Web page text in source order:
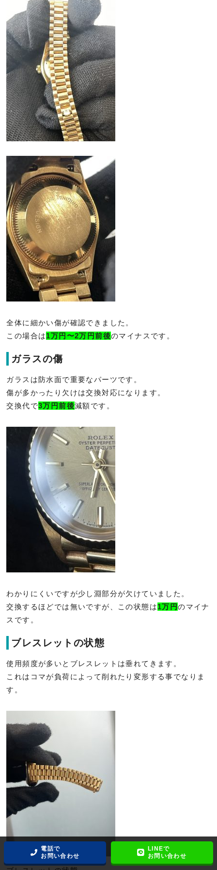
全体に細かい傷が確認できました。
この場合は1万円〜2万円前後のマイナスです。
ガラスの傷
ガラスは防水面で重要なパーツです。
傷が多かったり欠けは交換対応になります。
交換代で3万円前後減額です。
わかりにくいですが少し淵部分が欠けていました。
交換するほどでは無いですが、この状態は1万円のマイナ
スです。
ブレスレットの状態
使用頻度が多いとブレスレットは垂れてきます。
これはコマが負荷によって削れたり変形する事でなりま
す。
電話で
お問い合わせ
LINEで
お問い合わせ